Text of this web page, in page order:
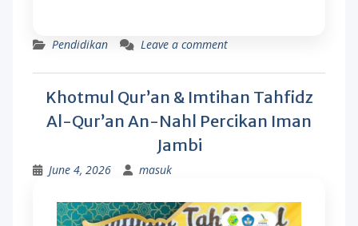
Pendidikan Leave a comment
Khotmul Qur’an & Imtihan Tahfidz
Al-Qur’an An-Nahl Percikan Iman
Jambi
June 4, 2026 masuk